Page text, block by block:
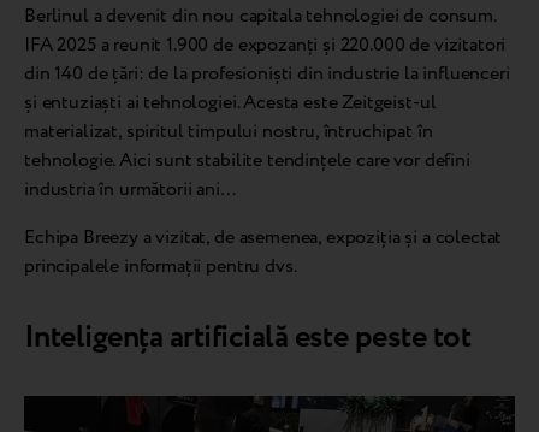
Berlinul a devenit din nou capitala tehnologiei de consum.
IFA 2025 a reunit 1.900 de expozanți și 220.000 de vizitatori
din 140 de țări: de la profesioniști din industrie la influenceri
și entuziaști ai tehnologiei. Acesta este Zeitgeist-ul
materializat, spiritul timpului nostru, întruchipat în
tehnologie. Aici sunt stabilite tendințele care vor defini
industria în următorii ani…
Echipa Breezy a vizitat, de asemenea, expoziția și a colectat
principalele informații pentru dvs.
Inteligența artificială este peste tot